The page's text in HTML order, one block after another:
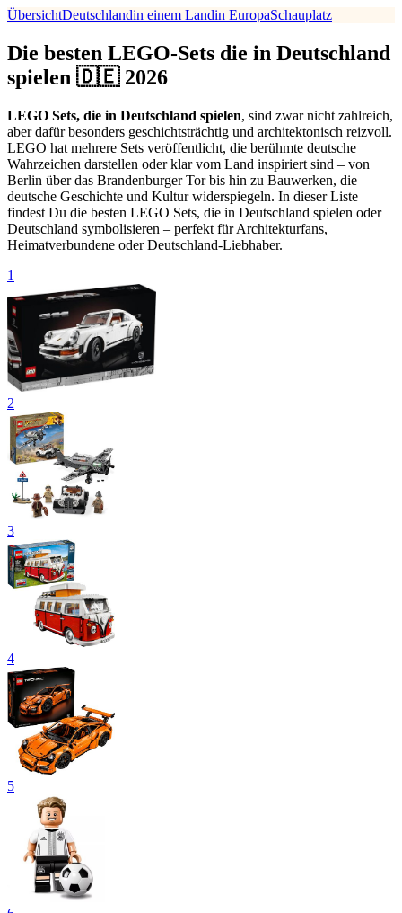
ÜbersichtDeutschlandin einem Landin EuropaSchauplatz
Die besten LEGO-Sets die in Deutschland
spielen 🇩🇪 2026
LEGO Sets, die in Deutschland spielen, sind zwar nicht zahlreich,
aber dafür besonders geschichtsträchtig und architektonisch reizvoll.
LEGO hat mehrere Sets veröffentlicht, die berühmte deutsche
Wahrzeichen darstellen oder klar vom Land inspiriert sind – von
Berlin über das Brandenburger Tor bis hin zu Bauwerken, die
deutsche Geschichte und Kultur widerspiegeln. In dieser Liste
findest Du die besten LEGO Sets, die in Deutschland spielen oder
Deutschland symbolisieren – perfekt für Architekturfans,
Heimatverbundene oder Deutschland-Liebhaber.
1
2
3
4
5